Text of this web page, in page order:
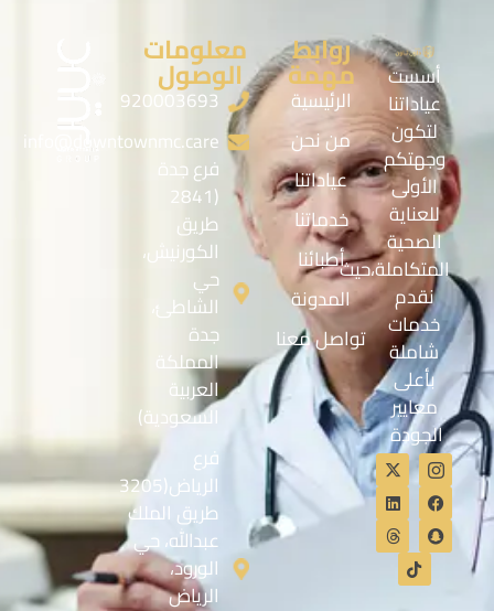
أسست
عياداتنا
لتكون
وجهتكم
الأولى
للعناية
الصحية
المتكاملة،حيث
نقدم
خدمات
شاملة
بأعلى
معايير
الجودة
روابط
مهمة
الرئيسية
من نحن
عياداتنا
خدماتنا
أطبائنا
المدونة
تواصل معنا
معلومات
الوصول
920003693
info@downtownmc.care
فرع جدة
(2841
طريق
الكورنيش،
حي
الشاطئ،
جدة
المملكة
العربية
السعودية)
فرع
الرياض(3205
طريق الملك
عبدالله، حي
الورود،
الرياض